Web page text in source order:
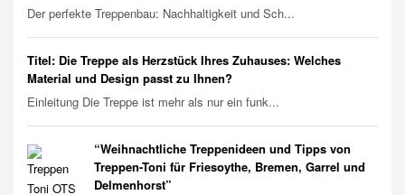
Der perfekte Treppenbau: Nachhaltigkeit und Sch...
Titel: Die Treppe als Herzstück Ihres Zuhauses: Welches
Material und Design passt zu Ihnen?
Einleitung Die Treppe ist mehr als nur ein funk...
“Weihnachtliche Treppenideen und Tipps von
Treppen-Toni für Friesoythe, Bremen, Garrel und
Delmenhorst”